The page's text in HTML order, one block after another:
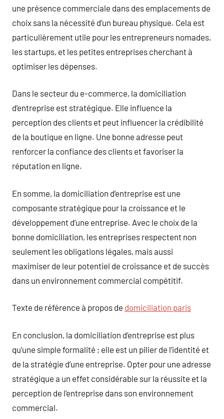
une présence commerciale dans des emplacements de
choix sans la nécessité d’un bureau physique. Cela est
particulièrement utile pour les entrepreneurs nomades,
les startups, et les petites entreprises cherchant à
optimiser les dépenses.
Dans le secteur du e-commerce, la domiciliation
d’entreprise est stratégique. Elle influence la
perception des clients et peut influencer la crédibilité
de la boutique en ligne. Une bonne adresse peut
renforcer la confiance des clients et favoriser la
réputation en ligne.
En somme, la domiciliation d’entreprise est une
composante stratégique pour la croissance et le
développement d’une entreprise. Avec le choix de la
bonne domiciliation, les entreprises respectent non
seulement les obligations légales, mais aussi
maximiser de leur potentiel de croissance et de succès
dans un environnement commercial compétitif.
Texte de référence à propos de domiciliation paris
En conclusion, la domiciliation d’entreprise est plus
qu’une simple formalité ; elle est un pilier de l’identité et
de la stratégie d’une entreprise. Opter pour une adresse
stratégique a un effet considérable sur la réussite et la
perception de l’entreprise dans son environnement
commercial.